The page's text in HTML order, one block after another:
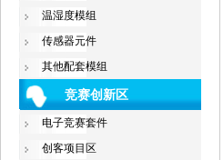
温湿度模组
传感器元件
其他配套模组
竞赛创新区
电子竞赛套件
创客项目区